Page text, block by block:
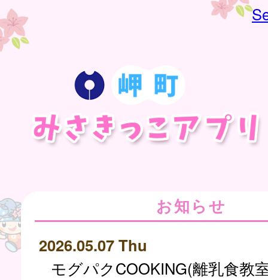
お知らせ
2026.05.07 Thu
モグパクCOOKING(離乳食